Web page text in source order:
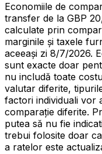
Economiile de
transfer de la GBP
calculate prin
marginile și taxele
aceeași zi 8/7/2026.
sunt exacte doar
nu includă toate
valutar diferite,
factori individuali vor
comparație diferite.
putea să nu fie
trebui folosite doar
a ratelor este